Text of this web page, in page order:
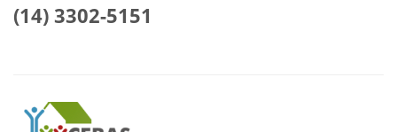
(14) 3302-5151